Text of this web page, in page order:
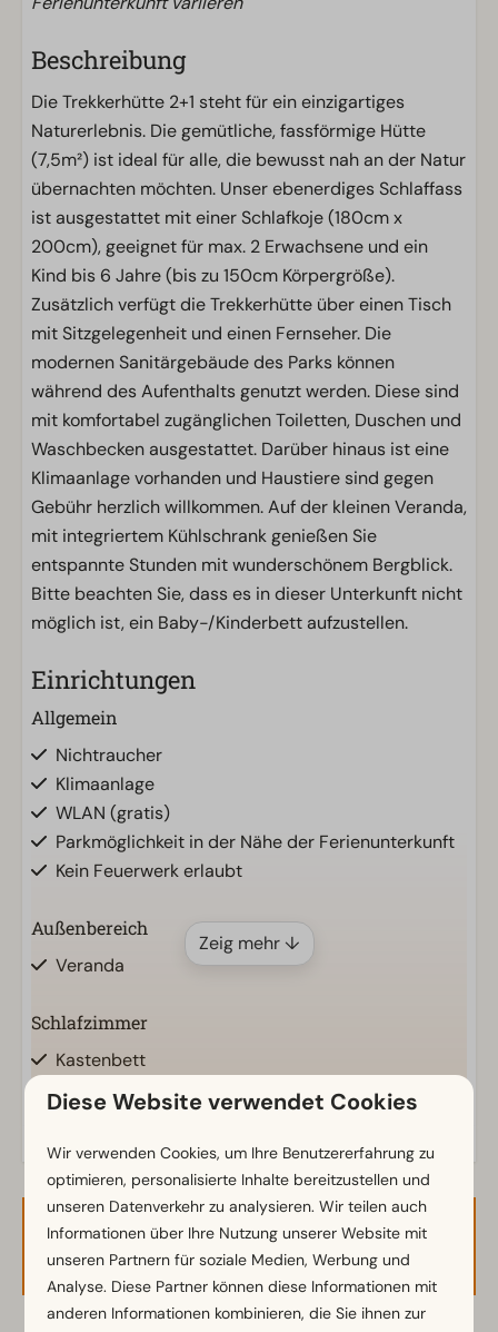
Beschreibung
Die Trekkerhütte 2+1 steht für ein einzigartiges
Naturerlebnis. Die gemütliche, fassförmige Hütte
(7,5m²) ist ideal für alle, die bewusst nah an der Natur
übernachten möchten. Unser ebenerdiges Schlaffass
ist ausgestattet mit einer Schlafkoje (180cm x
200cm), geeignet für max. 2 Erwachsene und ein
Kind bis 6 Jahre (bis zu 150cm Körpergröße).
Zusätzlich verfügt die Trekkerhütte über einen Tisch
mit Sitzgelegenheit und einen Fernseher. Die
modernen Sanitärgebäude des Parks können
während des Aufenthalts genutzt werden. Diese sind
mit komfortabel zugänglichen Toiletten, Duschen und
Waschbecken ausgestattet. Darüber hinaus ist eine
Klimaanlage vorhanden und Haustiere sind gegen
Gebühr herzlich willkommen. Auf der kleinen Veranda,
mit integriertem Kühlschrank genießen Sie
entspannte Stunden mit wunderschönem Bergblick.
Bitte beachten Sie, dass es in dieser Unterkunft nicht
möglich ist, ein Baby-/Kinderbett aufzustellen.
Einrichtungen
Allgemein
Nichtraucher
Klimaanlage
WLAN (gratis)
Parkmöglichkeit in der Nähe der Ferienunterkunft
Kein Feuerwerk erlaubt
Außenbereich
Veranda
Schlafzimmer
Kastenbett
Einzelbettdecken und Kissen
Wohnzimmer
Fernseher
Zeig mehr ↓
Verfügbarkeit und Preis
Diese Website verwendet Cookies
Wir verwenden Cookies, um Ihre Benutzererfahrung zu
optimieren, personalisierte Inhalte bereitzustellen und
unseren Datenverkehr zu analysieren. Wir teilen auch
Informationen über Ihre Nutzung unserer Website mit
unseren Partnern für soziale Medien, Werbung und
Analyse. Diese Partner können diese Informationen mit
anderen Informationen kombinieren, die Sie ihnen zur